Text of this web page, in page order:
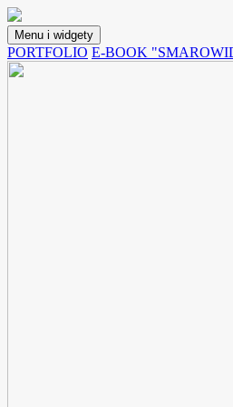
Przejdź
do
treści
Lunchoteka
Blog z przepisami na potrawy, które
Menu i widgety
PORTFOLIO E-BOOK